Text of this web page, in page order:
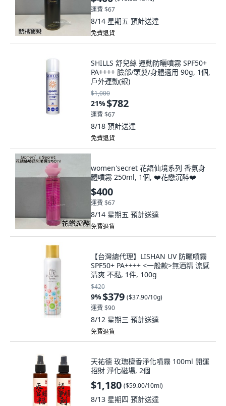
運費 $67
8/14 星期五 預計送達
免費退貨
SHILLS 舒兒絲 運動防曬噴霧 SPF50+
PA++++ 臉部/頭髮/身體適用 90g, 1個,
戶外運動(銀)
$1,000
21%$782
運費 $67
8/18 預計送達
免費退貨
women'secret 花語仙境系列 香氛身
體噴霧 250ml, 1個, ❤️花戀沉醉❤️
$400
運費 $67
8/14 星期五 預計送達
免費退貨
【台灣總代理】LISHAN UV 防曬噴霧
SPF50+ PA++++ <一般款>無酒精 涼感
清爽 不黏, 1件, 100g
$420
9%$379 ($37.90/10g)
運費 $90
8/12 星期三 預計送達
免費退貨
天祐德 玫瑰檀香淨化噴霧 100ml 開運
招財 淨化磁場, 2個
$1,180 ($59.00/10ml)
8/13 星期四 預計送達